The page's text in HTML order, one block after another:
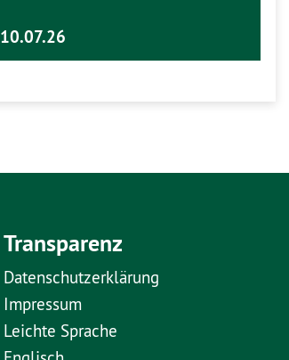
10.07.26
Transparenz
Datenschutzerklärung
Impressum
Leichte Sprache